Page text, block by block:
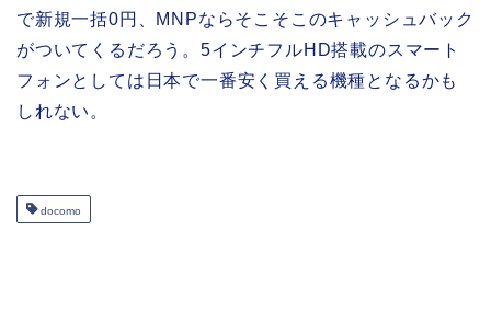
で新規一括0円、MNPならそこそこのキャッシュバック
がついてくるだろう。5インチフルHD搭載のスマート
フォンとしては日本で一番安く買える機種となるかも
しれない。
docomo